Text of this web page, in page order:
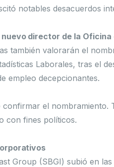
notables desacuerdos
director de la
también valorarán el
Laborales, tras el
empleo decepcionantes.
confirmar el
con fines políticos.
Group (SBGI) subió en